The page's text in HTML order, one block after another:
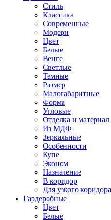
Стиль
Классика
Современные
Модерн
Цвет
Белые
Венге
Светлые
Темные
Размер
Малогабаритные
Форма
Угловые
Отделка и материал
Из МДФ
Зеркальные
Особенности
Купе
Эконом
Назначение
В коридор
Для узкого коридора
Гардеробные
Цвет
Белые